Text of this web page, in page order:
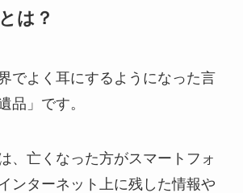
は？
でよく耳にするようになった言
品」です。
、亡くなった方がスマートフォ
ンターネット上に残した情報や